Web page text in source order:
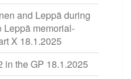
and Leppä during
Leppä memorial-
X 18.1.2025
in the GP 18.1.2025